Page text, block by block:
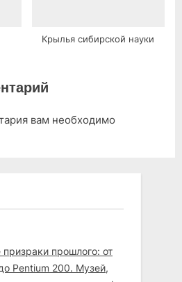
Крылья сибирской науки
вам необходимо